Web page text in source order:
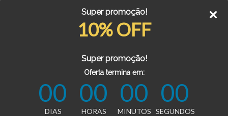
Super promoção!
10% OFF
Super promoção!
Oferta termina em:
00
DIAS
00
HORAS
00
MINUTOS
00
SEGUNDOS